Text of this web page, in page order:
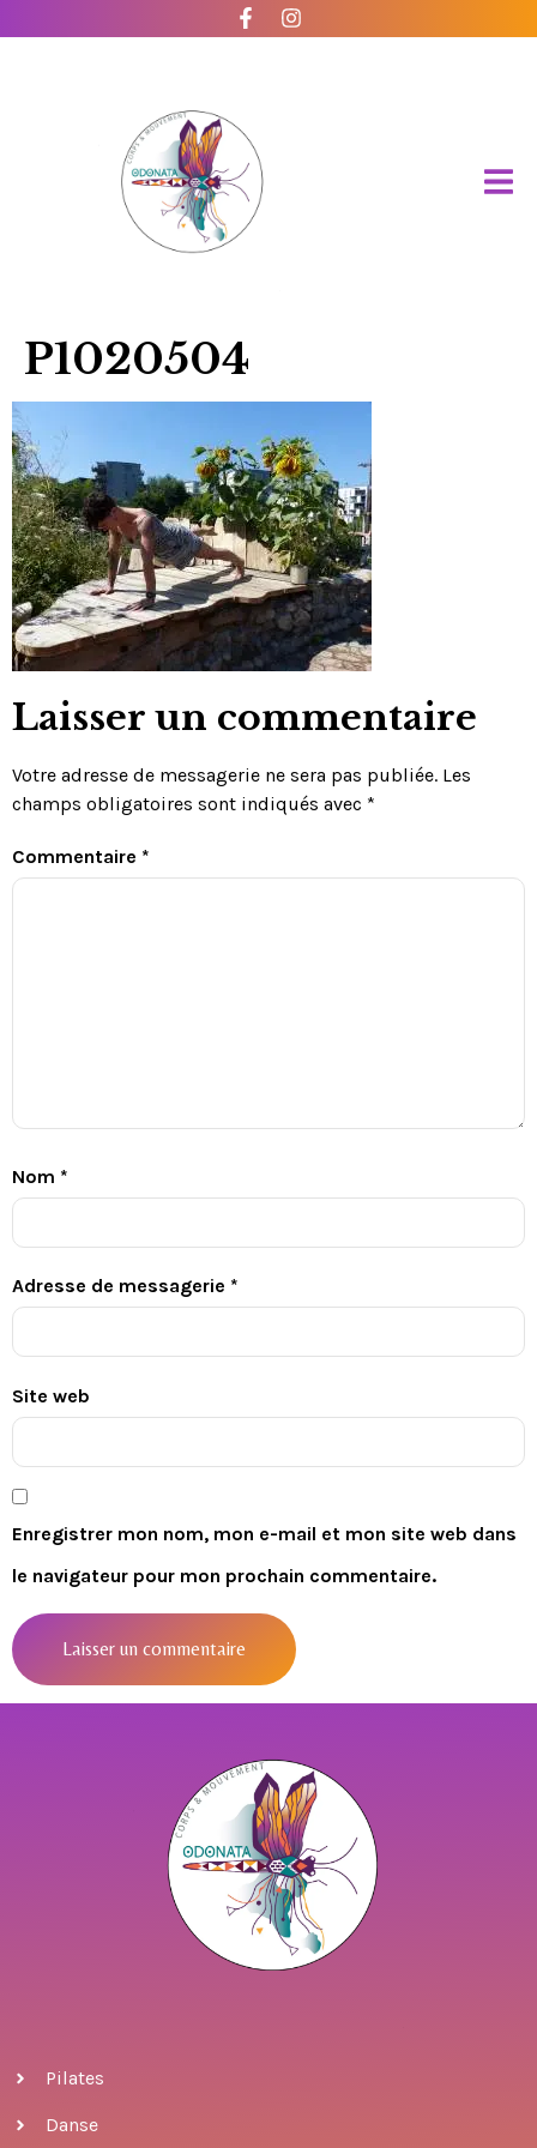
P1020504
Laisser un commentaire
Votre adresse de messagerie ne sera pas publiée. Les
champs obligatoires sont indiqués avec *
Commentaire *
Nom *
Adresse de messagerie *
Site web
Enregistrer mon nom, mon e-mail et mon site web dans
le navigateur pour mon prochain commentaire.
Pilates
Danse